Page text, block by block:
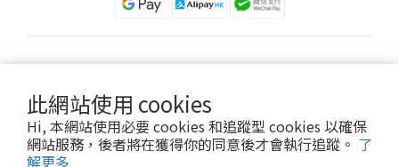
此網站使用 cookies
Hi, 本網站使用必要 cookies 和追蹤型 cookies 以確保
網站服務，後者將在獲得你的同意後才會執行追蹤。 了
解更多
2024 © Eau Thermale Avène